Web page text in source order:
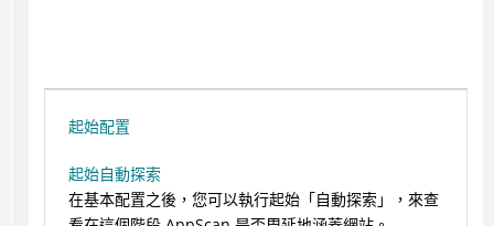
起始配置
起始自動探索
在基本配置之後，您可以執行起始「自動探索」，來查